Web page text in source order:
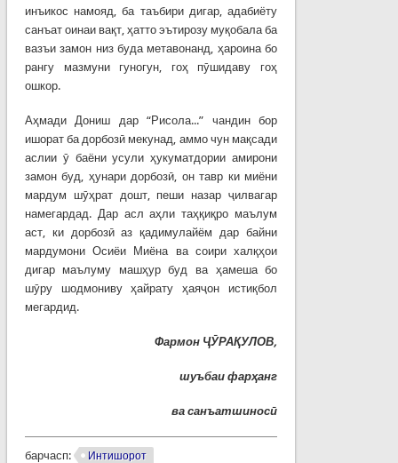
инъикос намояд, ба таъбири дигар, адабиёту
санъат оинаи вақт, ҳатто эътирозу муқобала ба
вазъи замон низ буда метавонанд, ҳароина бо
рангу мазмуни гуногун, гоҳ пӯшидаву гоҳ
ошкор.
Аҳмади Дониш дар “Рисола...” чандин бор
ишорат ба дорбозӣ мекунад, аммо чун мақсади
аслии ӯ баёни усули ҳукуматдории амирони
замон буд, ҳунари дорбозӣ, он тавр ки миёни
мардум шӯҳрат дошт, пеши назар ҷилвагар
намегардад. Дар асл аҳли таҳқиқро маълум
аст, ки дорбозӣ аз қадимулайём дар байни
мардумони Осиёи Миёна ва соири халқҳои
дигар маълуму машҳур буд ва ҳамеша бо
шӯру шодмониву ҳайрату ҳаяҷон истиқбол
мегардид.
Фармон ҶӮРАҚУЛОВ,
шуъбаи фарҳанг
ва санъатшиносӣ
барчасп: Интишорот